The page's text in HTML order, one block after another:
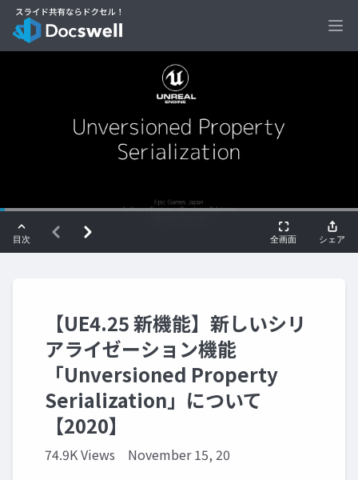
【UE4.25 新機能】新しいシリ
アライゼーション機能
「Unversioned Property
Serialization」について
【2020】
74.9K Views November 15, 20